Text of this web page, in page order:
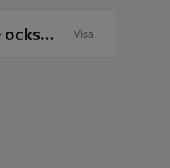
Du kanske också är intresserad av Visa